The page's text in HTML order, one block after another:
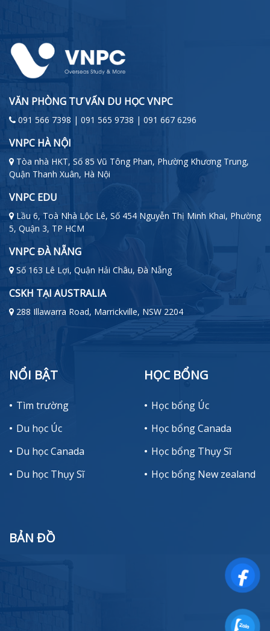
VĂN PHÒNG TƯ VẤN DU HỌC VNPC
091 566 7398 | 091 565 9738 | 091 667 6296
VNPC HÀ NỘI
Tòa nhà HKT, Số 85 Vũ Tông Phan, Phường Khương Trung,
Quận Thanh Xuân, Hà Nội
VNPC EDU
Lầu 6, Toà Nhà Lộc Lê, Số 454 Nguyễn Thị Minh Khai, Phường
5, Quận 3, TP HCM
VNPC ĐÀ NẴNG
Số 163 Lê Lợi, Quận Hải Châu, Đà Nẵng
CSKH TẠI AUSTRALIA
288 Illawarra Road, Marrickville, NSW 2204
NỔI BẬT
Tìm trường
Du học Úc
Du học Canada
Du học Thụy Sĩ
HỌC BỔNG
Học bổng Úc
Học bổng Canada
Học bổng Thụy Sĩ
Học bổng New zealand
BẢN ĐỒ